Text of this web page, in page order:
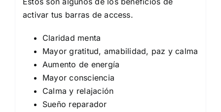
activar tus barras de access.
Claridad menta
Mayor gratitud, amabilidad, paz y calma
Aumento de energía
Mayor consciencia
Calma y relajación
Sueño reparador